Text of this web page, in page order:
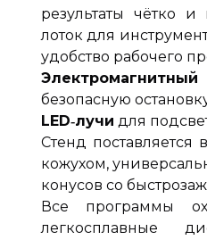
результаты чётко
лоток для
удобство рабочего
безопасную
LED‑лучи для
Стенд
кожухом,
конусов со
Все программы
легкосплавные